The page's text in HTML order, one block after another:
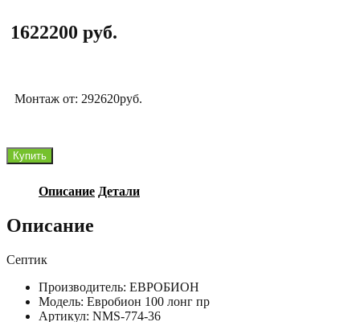
1622200 руб.
Монтаж от: 292620руб.
Количество
товара
пр
Купить
Описание Детали
Описание
Септик
Производитель: ЕВРОБИОН
Модель: Евробион 100 лонг пр
Артикул: NMS-774-36